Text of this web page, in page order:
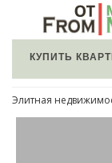
КУПИТЬ
Элитная